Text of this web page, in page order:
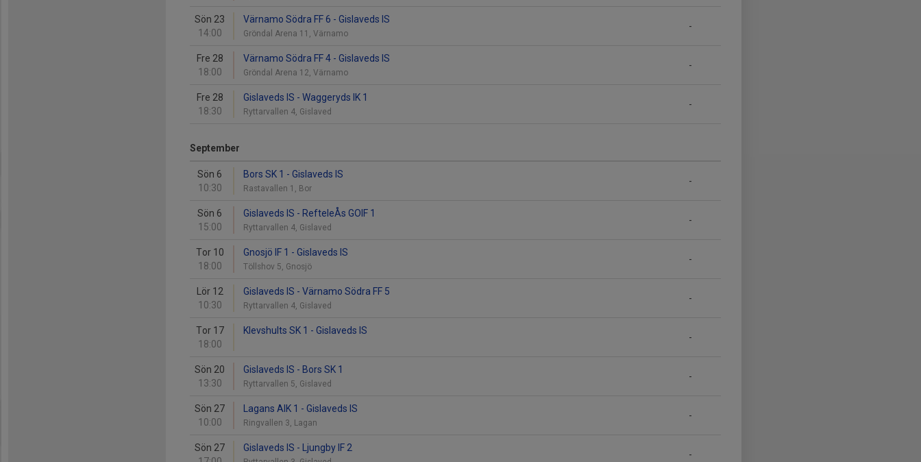
Sön 23
14:00
-
Värnamo Södra FF 6 - Gislaveds IS
Gröndal Arena 11, Värnamo
Fre 28
18:00
-
Värnamo Södra FF 4 - Gislaveds IS
Gröndal Arena 12, Värnamo
Fre 28
18:30
-
Gislaveds IS - Waggeryds IK 1
Ryttarvallen 4, Gislaved
September
Sön 6
10:30
-
Bors SK 1 - Gislaveds IS
Rastavallen 1, Bor
Sön 6
15:00
-
Gislaveds IS - RefteleÅs GOIF 1
Ryttarvallen 4, Gislaved
Tor 10
18:00
-
Gnosjö IF 1 - Gislaveds IS
Töllshov 5, Gnosjö
Lör 12
10:30
-
Gislaveds IS - Värnamo Södra FF 5
Ryttarvallen 4, Gislaved
Tor 17
18:00
-
Klevshults SK 1 - Gislaveds IS
Sön 20
13:30
-
Gislaveds IS - Bors SK 1
Ryttarvallen 5, Gislaved
Sön 27
10:00
-
Lagans AIK 1 - Gislaveds IS
Ringvallen 3, Lagan
Sön 27
-
Gislaveds IS - Ljungby IF 2